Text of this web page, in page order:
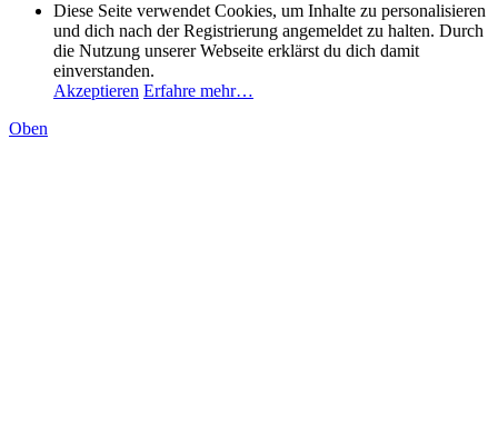
Diese Seite verwendet Cookies, um Inhalte zu personalisieren
und dich nach der Registrierung angemeldet zu halten. Durch
die Nutzung unserer Webseite erklärst du dich damit
einverstanden.
Akzeptieren Erfahre mehr…
Oben